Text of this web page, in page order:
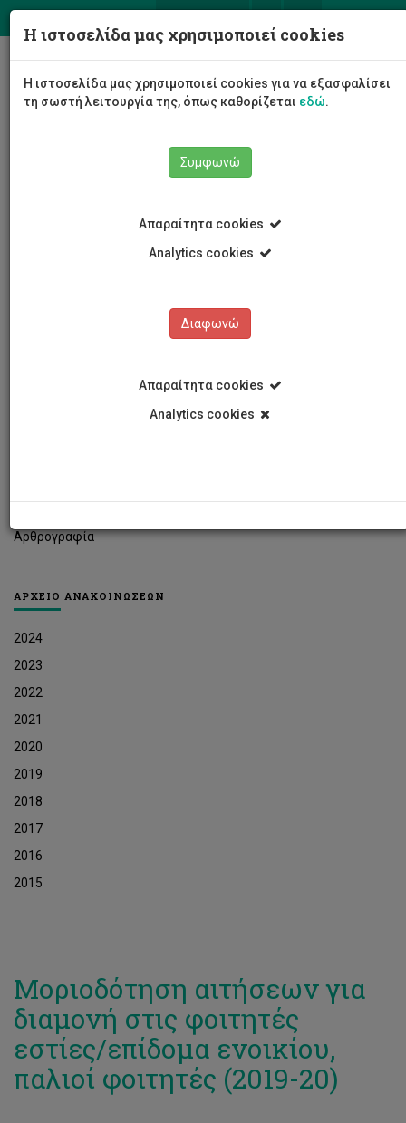
Αρθρογραφία
ΑΡΧΕΙΟ ΑΝΑΚΟΙΝΩΣΕΩΝ
2024
2023
2022
2021
2020
2019
2018
2017
2016
2015
Μοριοδότηση αιτήσεων για
διαμονή στις φοιτητές
εστίες/επίδομα ενοικίου,
παλιοί φοιτητές (2019-20)
Η ιστοσελίδα μας χρησιμοποιεί cookies
Η ιστοσελίδα μας χρησιμοποιεί cookies για να εξασφαλίσει
τη σωστή λειτουργία της, όπως καθορίζεται εδώ.
Συμφωνώ
Απαραίτητα cookies
Analytics cookies
Διαφωνώ
Απαραίτητα cookies
Analytics cookies